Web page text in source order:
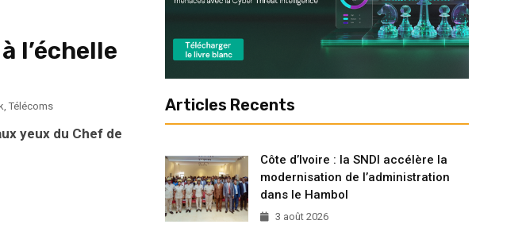
l’échelle
Télécoms
yeux du Chef de
Articles Recents
Côte d’Ivoire : la SNDI accélère la
modernisation de l’administration
dans le Hambol
3 août 2026